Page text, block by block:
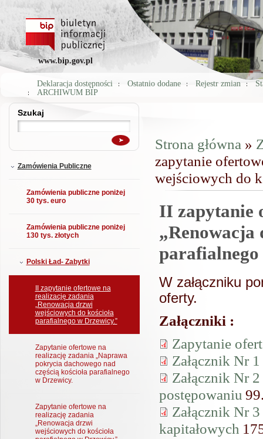
www.bip.gov.pl
Deklaracja dostępności Ostatnio dodane Rejestr zmian
ARCHIWUM BIP
Szukaj
Szukaj
Zamówienia Publiczne
Zamówienia publiczne poniżej
30 tys. euro
Zamówienia publiczne poniżej
130 tys. złotych
Polski Ład- Zabytki
II zapytanie ofertowe na
realizację zadania
„Renowacja drzwi
wejściowych do kościoła
parafialnego w Drzewicy.”
Zapytanie ofertowe na
realizację zadania „Naprawa
pokrycia dachowego nad
częścią kościoła parafialnego
w Drzewicy.
Zapytanie ofertowe na
realizację zadania
„Renowacja drzwi
wejściowych do kościoła
Jesteś tutaj
Strona główna »
zapytanie
wejściowych do
II zapytanie
„Renowacja
W załączniku
oferty.
Załączniki :
Zapytanie
Załącznik Nr
Załącznik Nr
postępowaniu
Załącznik Nr
kapitałowych